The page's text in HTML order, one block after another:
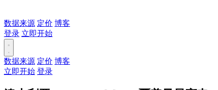
数据来源 定价 博客
登录 立即开始
数据来源 定价 博客
立即开始 登录